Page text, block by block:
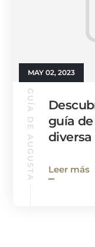
MAY 02, 2023
GUÍA DE AUGUSTA
guía
Leer más